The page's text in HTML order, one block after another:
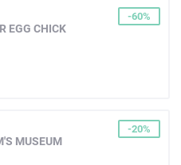
EGG CHICK
-60%
MUSEUM
-20%